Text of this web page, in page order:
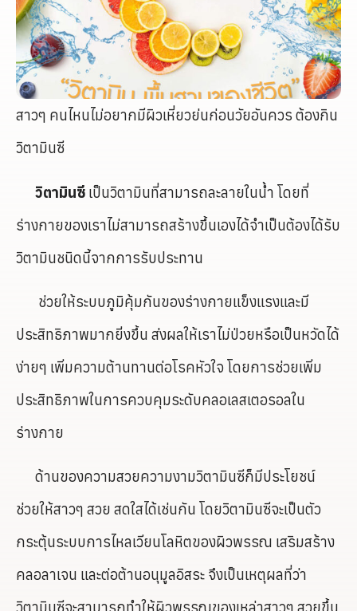
สาวๆ คนไหนไม่อยากมีผิวเหี่ยวย่นก่อนวัยอันควร ต้องกิน
วิตามินซี
วิตามินซี เป็นวิตามินที่สามารถละลายในน้ำ โดยที่
ร่างกายของเราไม่สามารถสร้างขึ้นเองได้จำเป็นต้องได้รับ
วิตามินชนิดนี้จากการรับประทาน
ช่วยให้ระบบภูมิคุ้มกันของร่างกายแข็งแรงและมี
ประสิทธิภาพมากยิ่งขึ้น ส่งผลให้เราไม่ป่วยหรือเป็นหวัดได้
ง่ายๆ เพิ่มความต้านทานต่อโรคหัวใจ โดยการช่วยเพิ่ม
ประสิทธิภาพในการควบคุมระดับคลอเลสเตอรอลใน
ร่างกาย
ด้านของความสวยความงามวิตามินซีก็มีประโยชน์
ช่วยให้สาวๆ สวย สดใสได้เช่นกัน โดยวิตามินซีจะเป็นตัว
กระตุ้นระบบการไหลเวียนโลหิตของผิวพรรณ เสริมสร้าง
คลอลาเจน และต่อต้านอนุมูลอิสระ จึงเป็นเหตุผลที่ว่า